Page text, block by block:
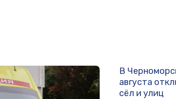
В
августа
сёл и улиц